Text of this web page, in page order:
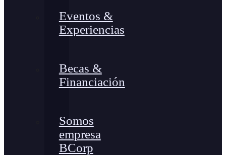
Eventos &
Experiencias
Becas &
Financiación
Somos
empresa
BCorp